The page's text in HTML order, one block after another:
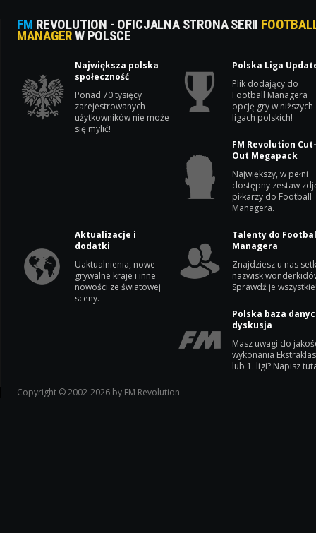
FM REVOLUTION - OFICJALNA STRONA SERII
MANAGERW POLSCE
Największa polska
społeczność
Ponad 70 tysięcy
zarejestrowanych
użytkowników nie może
się mylić!
Polska Liga
Plik dodający do
Football Managera
opcję gry w niższych
ligach polskich!
FM Revolution
Out Megapack
Największy, w pełni
dostępny zestaw
piłkarzy do Football
Managera.
Aktualizacje i
dodatki
Uaktualnienia, nowe
grywalne kraje i inne
nowości ze światowej
sceny.
Talenty do
Managera
Znajdziesz u nas
nazwisk
Sprawdź je
Polska baza
dyskusja
Masz uwagi do
wykonania
lub 1. ligi? Napisz
Copyright © 2002-2026 by FM Revolution